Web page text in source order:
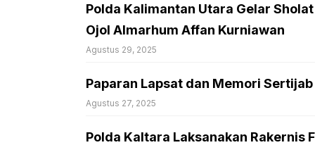
Polda Kalimantan Utara Gelar
Ojol Almarhum Affan Kurniawan
Agustus 29, 2025
Paparan Lapsat dan Memori
Agustus 27, 2025
Polda Kaltara Laksanakan Rakernis